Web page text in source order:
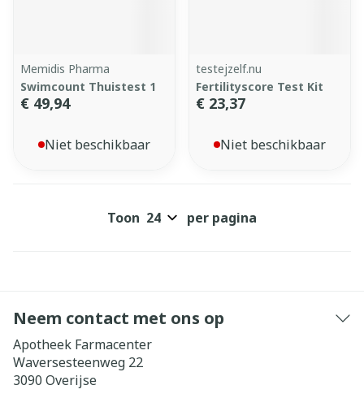
Memidis Pharma
Swimcount Thuistest 1
€ 49,94
Niet beschikbaar
testejzelf.nu
Fertilityscore Test Kit
€ 23,37
Niet beschikbaar
Toon per pagina
Neem contact met ons op
Apotheek Farmacenter
Waversesteenweg 22
3090 Overijse